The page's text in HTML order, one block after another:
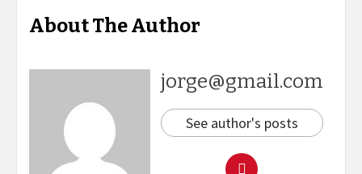
About The Author
jorge@gmail.com
See author's posts